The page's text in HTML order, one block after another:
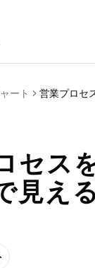
ート 営業プロセ
セス
見え